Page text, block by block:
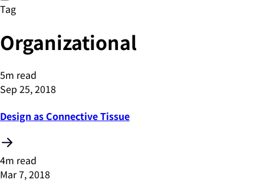
Tag
Organizational
5m read
Sep 25, 2018
Design as Connective Tissue
4m read
Mar 7, 2018